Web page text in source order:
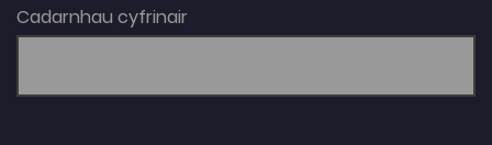
Cadarnhau cyfrinair